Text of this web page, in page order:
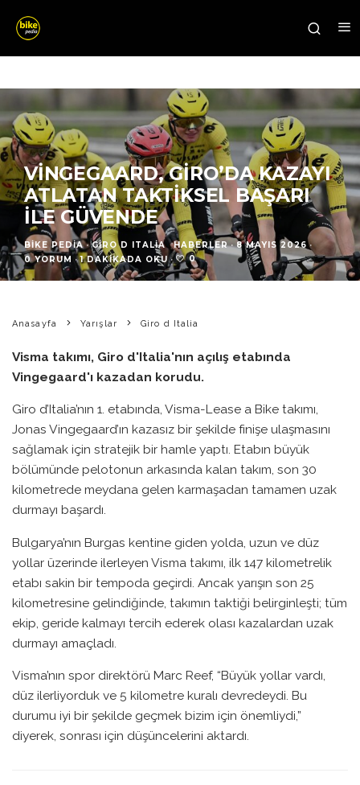
VINGEGAARD, GIRO’DA KAZAYI
ATLATAN TAKTIKSEL BAŞARI
ILE GÜVENDE
BIKE PEDIA · GIRO D ITALIA HABERLER · 8 MAYIS 2026 ·
0 YORUM · 1 DAKIKADA OKU · 0
Anasayfa Yarışlar Giro d Italia
Visma takımı, Giro d'Italia'nın açılış etabında
Vingegaard'ı kazadan korudu.
Giro d’Italia’nın 1. etabında, Visma-Lease a Bike takımı,
Jonas Vingegaard’ın kazasız bir şekilde finişe ulaşmasını
sağlamak için stratejik bir hamle yaptı. Etabın büyük
bölümünde pelotonun arkasında kalan takım, son 30
kilometrede meydana gelen karmaşadan tamamen uzak
durmayı başardı.
Bulgarya’nın Burgas kentine giden yolda, uzun ve düz
yollar üzerinde ilerleyen Visma takımı, ilk 147 kilometrelik
etabı sakin bir tempoda geçirdi. Ancak yarışın son 25
kilometresine gelindiğinde, takımın taktiği belirginleşti; tüm
ekip, geride kalmayı tercih ederek olası kazalardan uzak
durmayı amaçladı.
Visma’nın spor direktörü Marc Reef, “Büyük yollar vardı,
düz ilerliyorduk ve 5 kilometre kuralı devredeydi. Bu
durumu iyi bir şekilde geçmek bizim için önemliydi,”
diyerek, sonrası için düşüncelerini aktardı.